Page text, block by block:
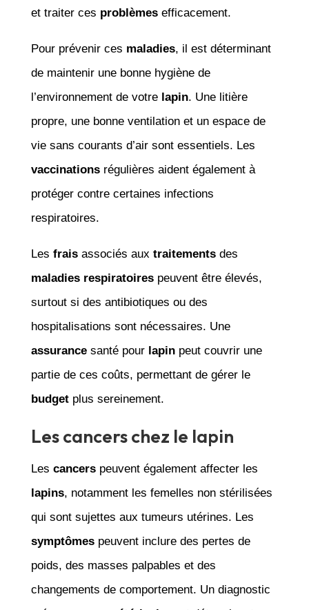
et traiter ces problèmesefficacement.
Pour prévenir ces maladies, il est déterminant
de maintenir une bonne hygiène de
l’environnement de votre lapin. Une litière
propre, une bonne ventilation et un espace de
vie sans courants d’air sont essentiels. Les
vaccinationsrégulières aident également à
protéger contre certaines infections
respiratoires.
Les fraisassociés aux traitementsdes
maladies respiratoirespeuvent être élevés,
surtout si des antibiotiques ou des
hospitalisations sont nécessaires. Une
assurancesanté pour lapinpeut couvrir une
partie de ces coûts, permettant de gérer le
budgetplus sereinement.
Les cancers chez le lapin
Les cancerspeuvent également affecter les
lapins, notamment les femelles non stérilisées
qui sont sujettes aux tumeurs utérines. Les
symptômespeuvent inclure des pertes de
poids, des masses palpables et des
changements de comportement. Un diagnostic